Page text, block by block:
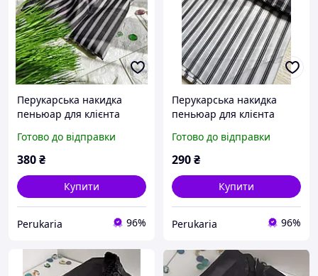
Перукарська накидка
пеньюар для клієнта
Готово до відправки
380₴
Купити
Perukaria 96%
Перукарська накидка
пеньюар для клієнта
Готово до відправки
290₴
Купити
Perukaria 96%